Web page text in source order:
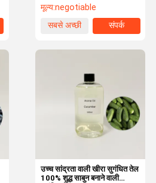
मूल्य:negotiable
सबसे अच्छी
संपर्क
उच्च सांद्रता वाली खीरा सुगंधित तेल
100% शुद्ध साबुन बनाने वाली